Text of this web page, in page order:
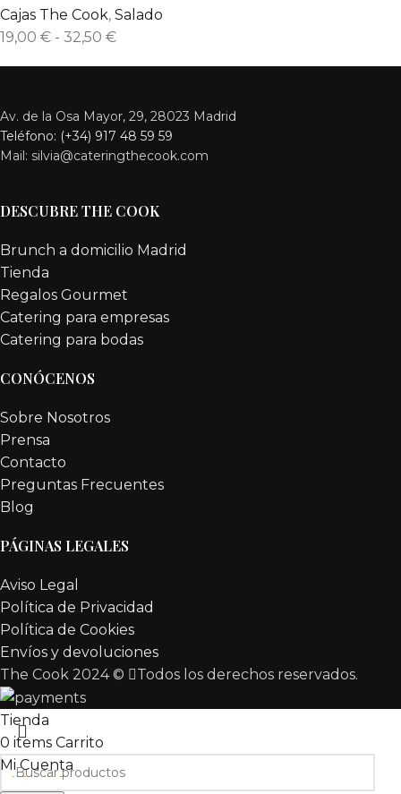
Cajas The Cook, Salado
19,00 € - 32,50 €
Av. de la Osa Mayor, 29, 28023 Madrid
Teléfono: (+34) 917 48 59 59
Mail: silvia@cateringthecook.com
DESCUBRE THE COOK
Brunch a domicilio Madrid
Tienda
Regalos Gourmet
Catering para empresas
Catering para bodas
CONÓCENOS
Sobre Nosotros
Prensa
Contacto
Preguntas Frecuentes
Blog
PÁGINAS LEGALES
Aviso Legal
Política de Privacidad
Política de Cookies
Envíos y devoluciones
The Cook 2024 ©
Todos los derechos reservados.
Tienda
0 items Carrito
Mi Cuenta
VACACIONES DE
VERANO